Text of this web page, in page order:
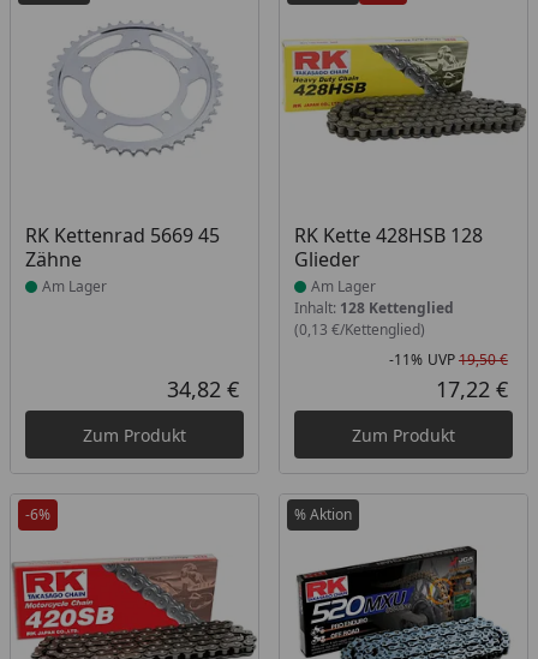
RK Kettenrad 5669 45
Zähne
Produkt am Lager
Am Lager
Aktueller Preis
34,82 €
Zum Produkt
RK Kette 428HSB 128
Glieder
Produkt am Lager
Am Lager
Inhalt: 128 Kettenglied
(0,13 €/Kettenglied)
-11% UVP19,50 €
17,22 €
Zum Produkt
-6% % Aktion